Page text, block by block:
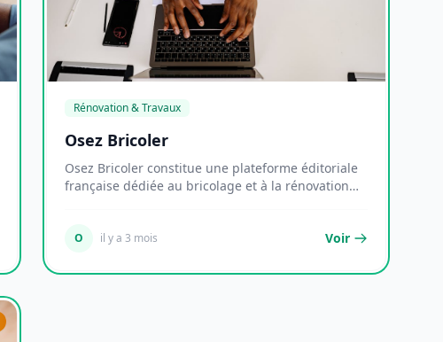
Rénovation & Travaux
Osez Bricoler
Osez Bricoler constitue une plateforme éditoriale
française dédiée au bricolage et à la rénovation
O il y a 3 mois Voir